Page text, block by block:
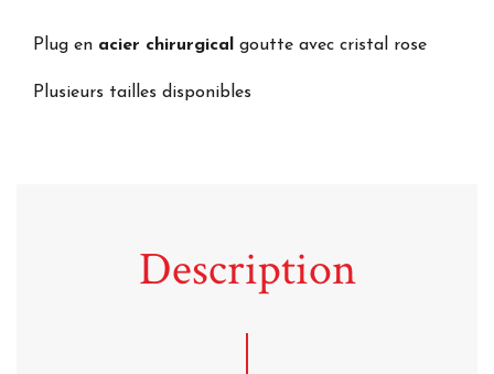
Plug en acier chirurgical goutte avec cristal rose
Plusieurs tailles disponibles
Description